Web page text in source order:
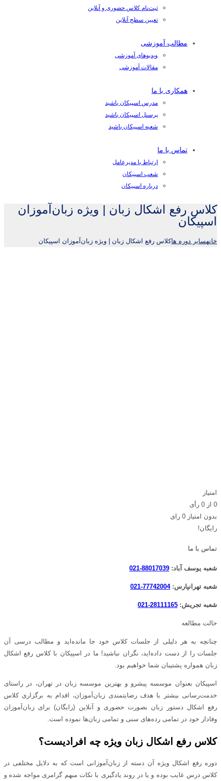
ثبت‌نام کلاس حضوری و آنلاین
تعیین سطح آنلاین
مطالب آموزشی
ویدیوهای آموزشی
مقالات آموزشی
همکاری با ما
مدرس اسپیکان باشید
پرسنل اسپیکان باشید
شعبه اسپیکان باشید
تماس با ما
ارتباط با مدیرعامل
شعب اسپیکان
درباره اسپیکان
کلاس رفع اشکال زبان | ویژه زبان‌آموزان
اسپیکان
خانهسایر دوره هاکلاس رفع اشکال زبان | ویژه زبان‌آموزان اسپیکان
امتیاز
0 از 0 رأی
بدون امتیاز 0 رای
رایگان!
تماس با ما
شعبه یوسف آباد: 88017039-021
شعبه تهرانپارس:77742004-021
شعبه تجریش: 28111165-021
حالت مطالعه
چنانچه به هر دلیلی از جلسات کلاس خود جا مانده‌اید و مطالب درسی آن
جلسات را از دست داده‌اید، نگران نباشید! ما در اسپیکان با کلاس رفع اشکال
زبان همواره پشتیبان شما خواهیم بود.
اسپیکان بعنوان موسسه پیشرو و بهترین موسسه زبان در تهران، در راستای
خدمت‌رسانی بیشتر با هدف رضایتمندی زبان‌آموزان، اقدام به برگزاری کلاس
رفع اشکال دستور زبان بصورت حضوری و آنلاین (رایگان) برای زبان‌آموزان
وفادار خود در تمامی رده‌های سنی و تمامی زبان‌ها نموده است.
کلاس رفع اشکال زبان ویژه چه افرادیست؟
دوره رفع اشکال ویژه آن دسته از زبان‌آموزانی است که به دلایل مختلفی در
کلاس درس غایب بوده و یا در روند یادگیری با نکات مبهم گرامری مواجه شده و